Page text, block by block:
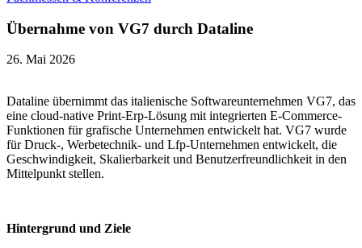
Übernahme von VG7 durch Dataline
26. Mai 2026
Dataline übernimmt das italienische Softwareunternehmen VG7, das
eine cloud-native Print-Erp-Lösung mit integrierten E-Commerce-
Funktionen für grafische Unternehmen entwickelt hat. VG7 wurde
für Druck-, Werbetechnik- und Lfp-Unternehmen entwickelt, die
Geschwindigkeit, Skalierbarkeit und Benutzerfreundlichkeit in den
Mittelpunkt stellen.
Hintergrund und Ziele